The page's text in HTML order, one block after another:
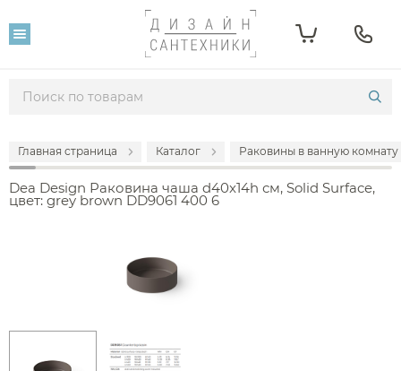
Главная страница Каталог Раковины в ванную комнату
Dea Design Раковина чаша d40x14h см, Solid Surface,
цвет: grey brown DD9061 400 6